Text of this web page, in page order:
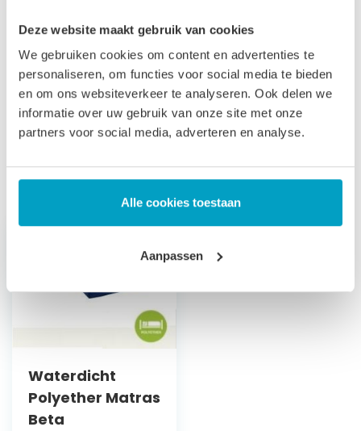
Deze website maakt gebruik van cookies
We gebruiken cookies om content en advertenties te
personaliseren, om functies voor social media te bieden
en om ons websiteverkeer te analyseren. Ook delen we
informatie over uw gebruik van onze site met onze
partners voor social media, adverteren en analyse.
Alle cookies toestaan
Aanpassen
2% afwijken in afmeting. Maatwerk matrassen zijn niet
direct leverbaar, de productie kost 3-4 weken tijd. Voor onze
voorwaarden betreft maatwerk matrassen verwijzen wij u
naar onzealgemene voorwaarden.
Prijs is inclusief wettelijke verwijderingsbijdrage
Gerelateerde producten
Waterdicht
Polyether Matras
Beta